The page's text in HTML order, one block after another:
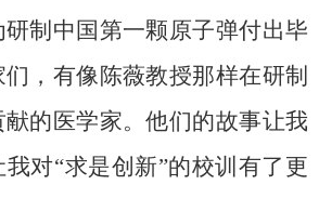
制中国第一颗原子弹付出毕
，有像陈薇教授那样在研制
的医学家。他们的故事让我
对“求是创新”的校训有了更